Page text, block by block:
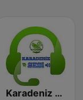
Karadeniz Sesi FM